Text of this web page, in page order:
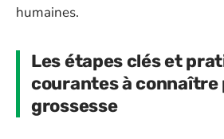
humaines.
Les étapes clés et
courantes à connaître
grossesse